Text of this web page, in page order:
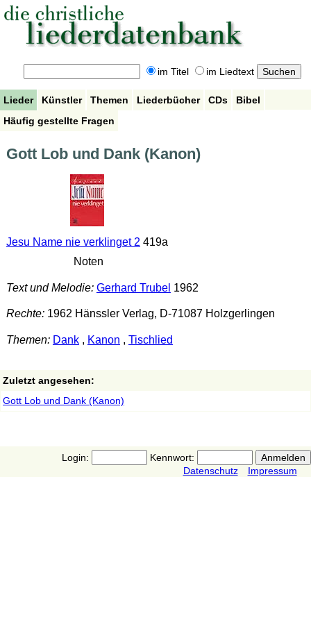
im Titel im Liedtext
Lieder Künstler Themen Liederbücher CDs
Bibel
Häufig gestellte Fragen
Gott Lob und Dank (Kanon)
Jesu Name nie verklinget 2 419a
Noten
Text und Melodie: Gerhard Trubel 1962
Rechte:1962 Hänssler Verlag, D-71087 Holzgerlingen
Themen: Dank, Kanon , Tischlied
Zuletzt angesehen:
Gott Lob und Dank (Kanon)
Login:
Kennwort:
Datenschutz
Impressum